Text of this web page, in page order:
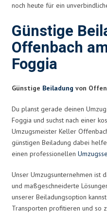
noch heute für ein
Günstige
Offenbach
Foggia
Günstige Beiladung von
Du planst gerade deinen
Foggia und suchst nach einer
Umzugsmeister Keller
günstigen Beiladung dabei
einen professionellen
Unser Umzugsunternehmen ist
und maßgeschneiderte
unserer Beiladungsoption
Transporten profitieren und so